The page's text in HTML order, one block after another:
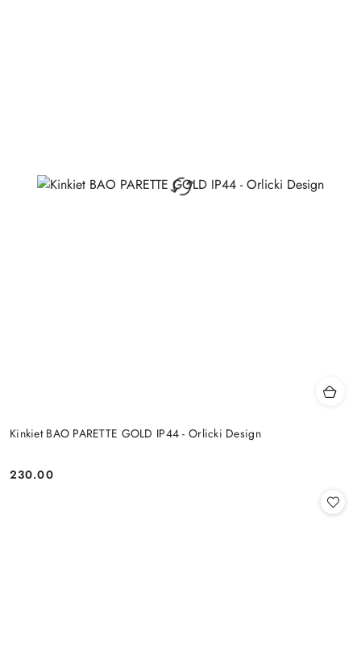
Kinkiet BAO PARETTE GOLD IP44 - Orlicki Design
Cena:
230.00